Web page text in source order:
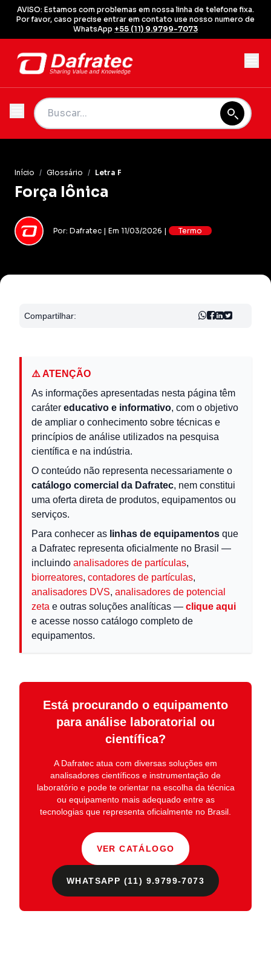
AVISO: Estamos com problemas em nossa linha de telefone fixa.
Por favor, caso precise entrar em contato use nosso numero de
WhatsApp +55 (11) 9.9799-7073
Início / Glossário / Letra F
Força Iônica
Por: Dafratec | Em 11/03/2026 | Termo
Compartilhar:
⚠️ ATENÇÃO
As informações apresentadas nesta página têm
caráter educativo e informativo, com o objetivo
de ampliar o conhecimento sobre técnicas e
princípios de análise utilizados na pesquisa
científica e na indústria.
O conteúdo não representa necessariamente o
catálogo comercial da Dafratec, nem constitui
uma oferta direta de produtos, equipamentos ou
serviços.
Para conhecer as linhas de equipamentos que
a Dafratec representa oficialmente no Brasil —
incluindo analisadores de partículas,
biorreatores, contadores de partículas,
analisadores DVS, analisadores de potencial
zeta e outras soluções analíticas — clique aqui
e acesse nosso catálogo completo de
equipamentos.
Está procurando o equipamento
para análise laboratorial ou
científica?
A Dafratec atua com diversas soluções em
analisadores científicos e instrumentação de
laboratórioe pode te orientar na escolha da técnica
ou equipamento mais adequado entre as
tecnologias que representa oficialmente no Brasil.
VER CATÁLOGO
WHATSAPP (11) 9.9799-7073